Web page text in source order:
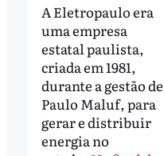
A Eletropaulo era
uma empresa
estatal paulista,
criada em 1981,
durante a gestão de
Paulo Maluf, para
gerar e distribuir
energia no